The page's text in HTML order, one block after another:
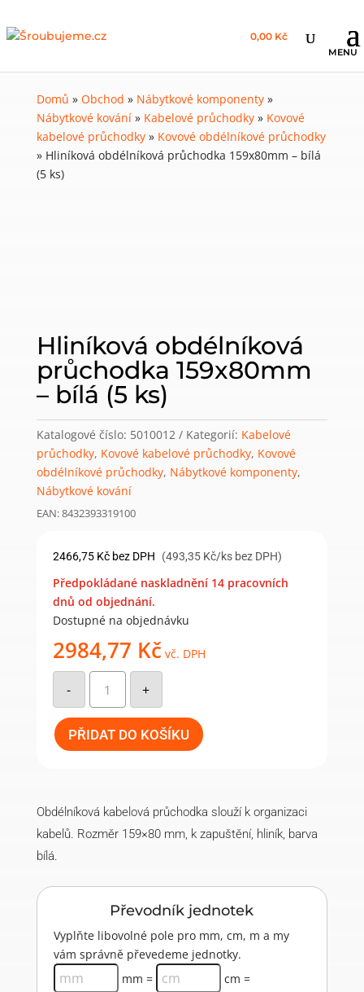
0,00 Kč
Domů » Obchod » Nábytkové komponenty»
Nábytkové kování» Kabelové průchodky» Kovové
kabelové průchodky» Kovové obdélníkové průchodky
» Hliníková obdélníková průchodka 159x80mm – bílá
(5 ks)
Hliníková obdélníková
průchodka 159x80mm
– bílá (5 ks)
Katalogové číslo: 5010012 Kategorií: Kabelové
průchodky, Kovové kabelové průchodky, Kovové
obdélníkové průchodky, Nábytkové komponenty,
Nábytkové kování
EAN: 8432393319100
2466,75 Kč bez DPH (493,35 Kč/ks bez DPH)
Předpokládané naskladnění 14 pracovních
dnů od objednání.
Dostupné na objednávku
2984,77 Kč vč. DPH
-
Hliníková
obdélníková
průchodka
159x80mm
–
bílá
(5
ks)
+
PŘIDAT DO KOŠÍKU
Obdélníková kabelová průchodka slouží k organizaci
kabelů. Rozměr 159×80 mm, k zapuštění, hliník, barva
bílá.
Převodník jednotek
Vyplňte libovolné pole pro mm, cm, m a my
vám správně převedeme jednotky.
mm =
cm =